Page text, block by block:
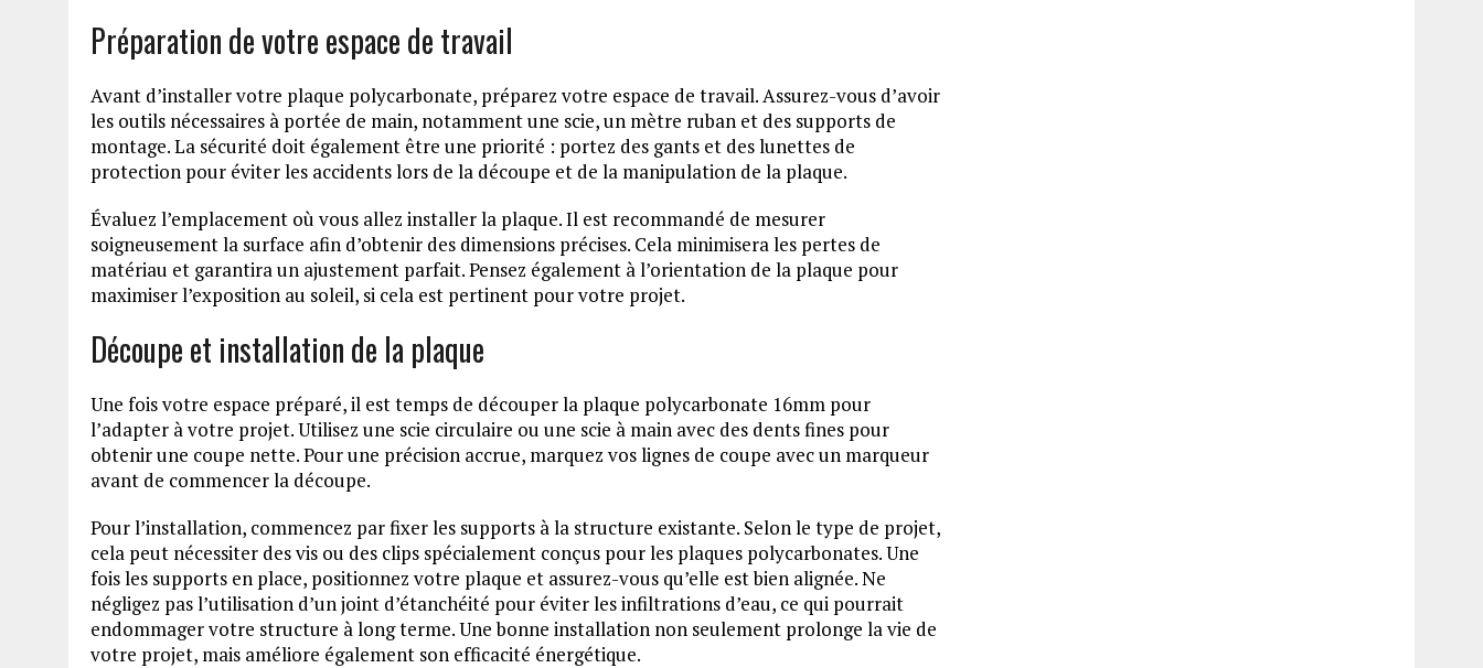
Préparation de votre espace de travail
Avant d’installer votre plaque polycarbonate, préparez votre espace de travail. Assurez-vous d’avoir
les outils nécessaires à portée de main, notamment une scie, un mètre ruban et des supports de
montage. La sécurité doit également être une priorité : portez des gants et des lunettes de
protection pour éviter les accidents lors de la découpe et de la manipulation de la plaque.
Évaluez l’emplacement où vous allez installer la plaque. Il est recommandé de mesurer
soigneusement la surface afin d’obtenir des dimensions précises. Cela minimisera les pertes de
matériau et garantira un ajustement parfait. Pensez également à l’orientation de la plaque pour
maximiser l’exposition au soleil, si cela est pertinent pour votre projet.
Découpe et installation de la plaque
Une fois votre espace préparé, il est temps de découper la plaque polycarbonate 16mm pour
l’adapter à votre projet. Utilisez une scie circulaire ou une scie à main avec des dents fines pour
obtenir une coupe nette. Pour une précision accrue, marquez vos lignes de coupe avec un marqueur
avant de commencer la découpe.
Pour l’installation, commencez par fixer les supports à la structure existante. Selon le type de projet,
cela peut nécessiter des vis ou des clips spécialement conçus pour les plaques polycarbonates. Une
fois les supports en place, positionnez votre plaque et assurez-vous qu’elle est bien alignée. Ne
négligez pas l’utilisation d’un joint d’étanchéité pour éviter les infiltrations d’eau, ce qui pourrait
endommager votre structure à long terme. Une bonne installation non seulement prolonge la vie de
votre projet, mais améliore également son efficacité énergétique.